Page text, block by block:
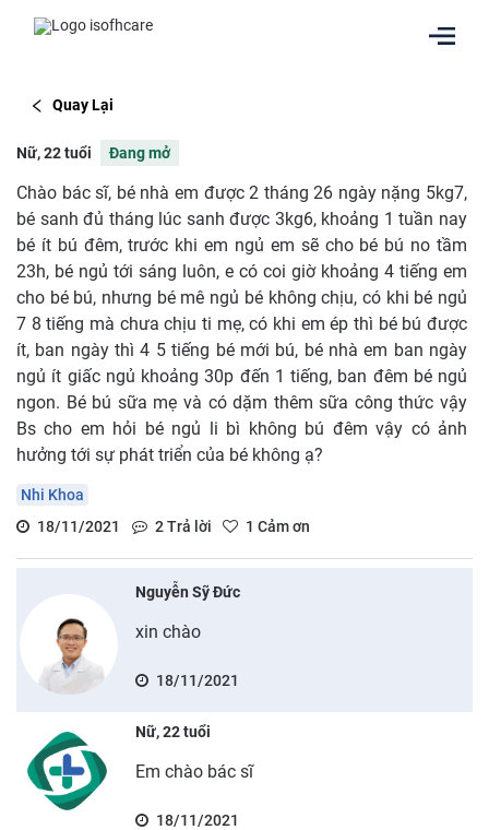
Quay Lại
Nữ, 22 tuổi Đang mở
Chào bác sĩ, bé nhà em được 2 tháng 26 ngày nặng 5kg7,
bé sanh đủ tháng lúc sanh được 3kg6, khoảng 1 tuần nay
bé ít bú đêm, trước khi em ngủ em sẽ cho bé bú no tầm
23h, bé ngủ tới sáng luôn, e có coi giờ khoảng 4 tiếng em
cho bé bú, nhưng bé mê ngủ bé không chịu, có khi bé ngủ
7 8 tiếng mà chưa chịu ti mẹ, có khi em ép thì bé bú được
ít, ban ngày thì 4 5 tiếng bé mới bú, bé nhà em ban ngày
ngủ ít giấc ngủ khoảng 30p đến 1 tiếng, ban đêm bé ngủ
ngon. Bé bú sữa mẹ và có dặm thêm sữa công thức vậy
Bs cho em hỏi bé ngủ li bì không bú đêm vậy có ảnh
hưởng tới sự phát triển của bé không ạ?
Nhi Khoa
18/11/2021
2Trả lời 1 Cảm ơn
Nguyễn Sỹ Đức
xin chào
18/11/2021
Nữ, 22 tuổi
Em chào bác sĩ
18/11/2021